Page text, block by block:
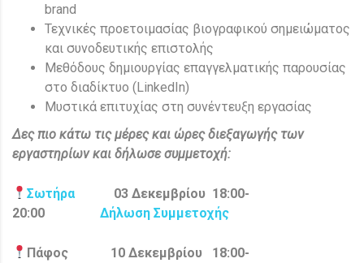
brand
Τεχνικές προετοιμασίας βιογραφικού σημειώματος
και συνοδευτικής επιστολής
Μεθόδους δημιουργίας επαγγελματικής παρουσίας
στο διαδίκτυο (LinkedIn)
Μυστικά επιτυχίας στη συνέντευξη εργασίας
Δες πιο κάτω τις μέρες και ώρες διεξαγωγής των
εργαστηρίων και δήλωσε συμμετοχή:
Σωτήρα 03 Δεκεμβρίου 18:00-
20:00
Δήλωση Συμμετοχής
Πάφος 10 Δεκεμβρίου
18:00-